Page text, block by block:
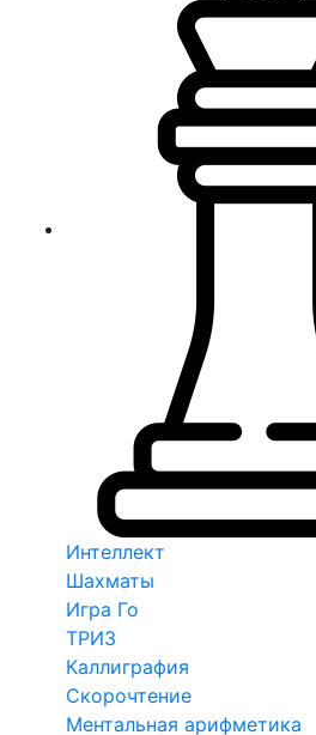
Интеллект
Шахматы
Игра Го
ТРИЗ
Каллиграфия
Скорочтение
Ментальная арифметика